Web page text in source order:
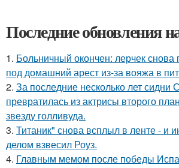
Последние обновления
1. Больничный окончен: лерчек снова
под домашний арест из-за вояжа в
2. За последние несколько лет сидни
превратилась из актрисы второго
звезду голливуда.
3. Титаник" снова всплыл в ленте - и
делом взвесил Роуз.
4. Главным мемом после победы